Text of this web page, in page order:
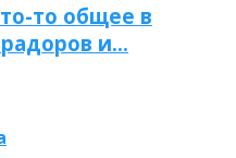
то общее в
и…